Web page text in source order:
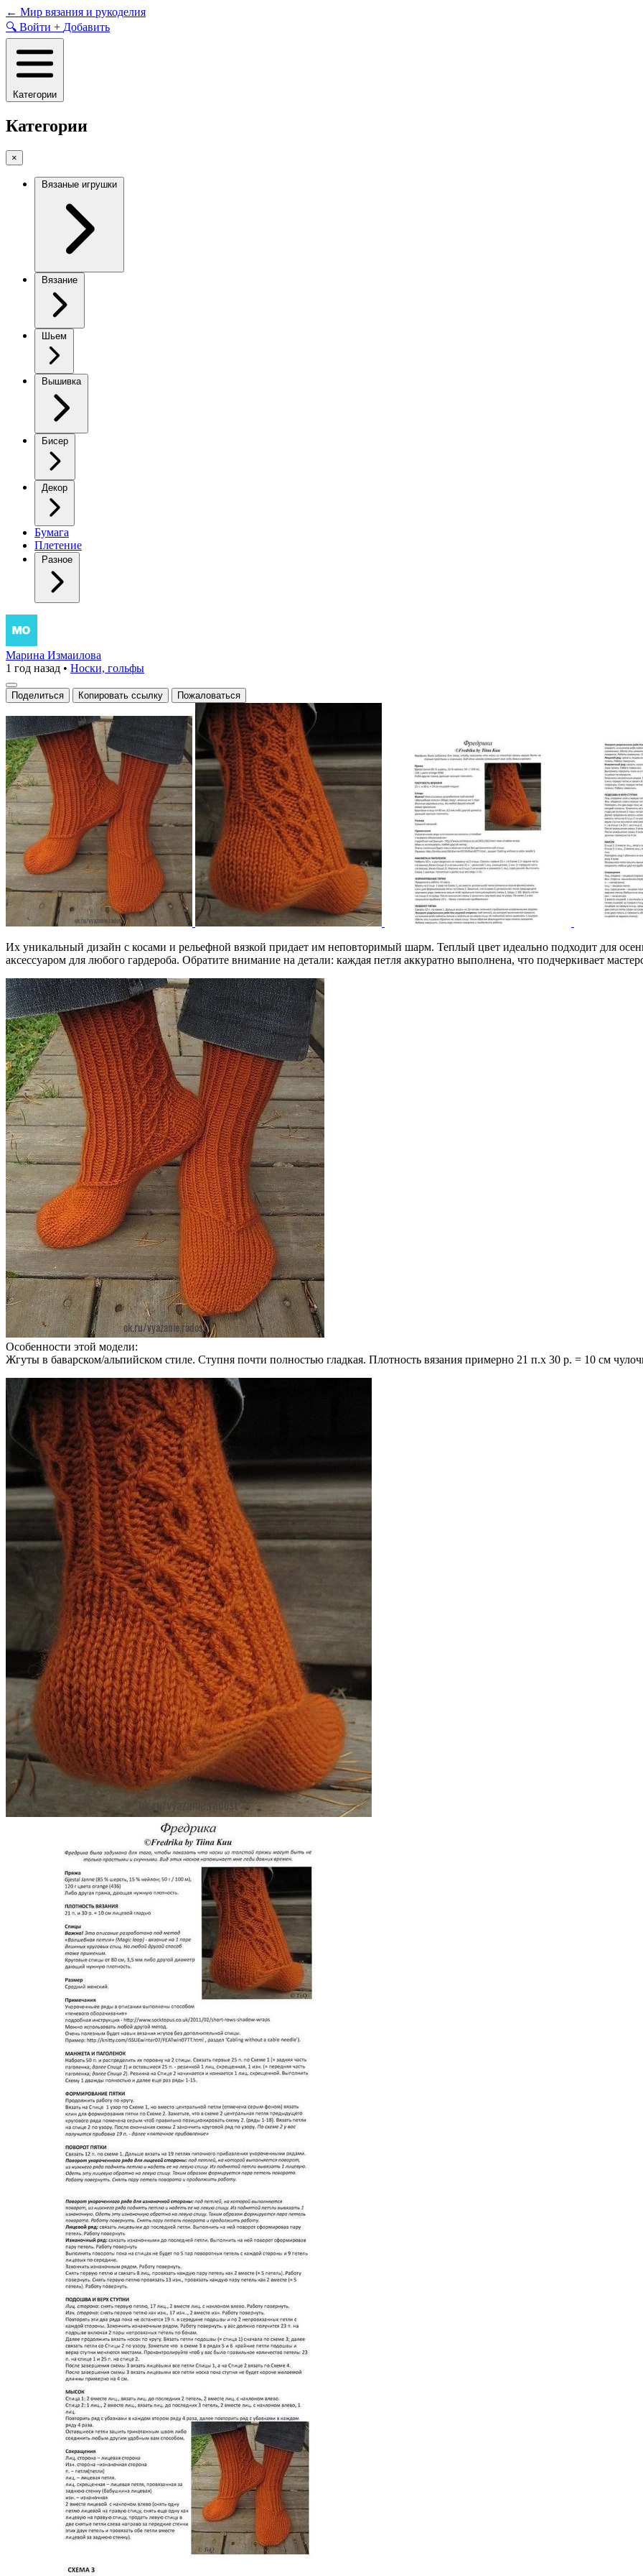
Skip
to
content
← Мир вязания и рукоделия
🔍 Войти + Добавить
Категории
Категории
×
Вязаные игрушки
Вязание
Шьем
Вышивка
Бисер
Декор
Бумага
Плетение
Разное
Как
же
восхитительно
выглядят
эти
оранжевые
носки!
Марина Измаилова
1 год назад • Носки, гольфы
Поделиться Копировать ссылку Пожаловаться
Их уникальный дизайн с косами и рельефной вязкой придает им неповторимый шарм. Теплый цвет идеально подходит для
аксессуаром для любого гардероба. Обратите внимание на детали: каждая петля аккуратно выполнена, что подчеркивает
Особенности этой модели:
Жгуты в баварском/альпийском стиле. Ступня почти полностью гладкая. Плотность вязания примерно 21 п.х 30 р. = 10 см